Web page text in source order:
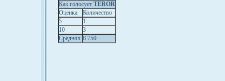
Как голосует TEROR
Оценка
Количество
5
1
10
3
Средняя 8.750